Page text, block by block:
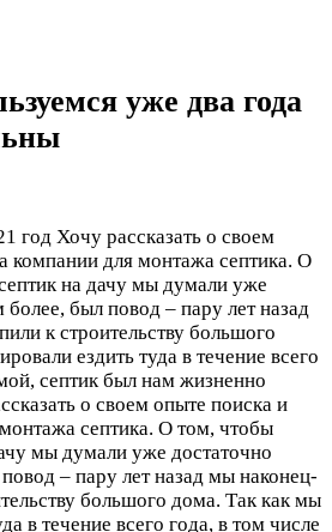
уже два года
год Хочу рассказать о своем
компании для монтажа септика. О
на дачу мы думали уже
более, был повод – пару лет назад
к строительству большого
ездить туда в течение всего
септик был нам жизненно
о своем опыте поиска и
септика. О том, чтобы
мы думали уже достаточно
– пару лет назад мы наконец-
большого дома. Так как мы
в течение всего года, в том числе